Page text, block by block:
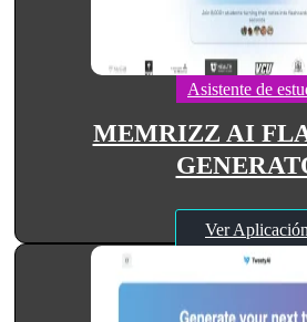
Asistente de
MEMRIZZ AI
Ver